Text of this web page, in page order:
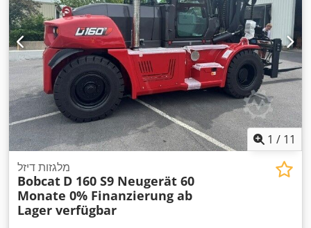
1 / 11
מלגזות דיזל
Bobcat D 160 S9 Neugerät 60
Monate 0% Finanzierung ab
Lager verfügbar